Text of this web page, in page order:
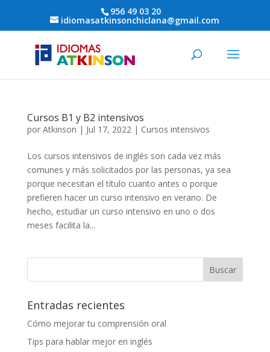
956 49 03 20
idiomasatkinsonchiclana@gmail.com
Cursos B1 y B2 intensivos
por Atkinson | Jul 17, 2022| Cursos intensivos
Los cursos intensivos de inglés son cada vez más
comunes y más solicitados por las personas, ya sea
porque necesitan el título cuanto antes o porque
prefieren hacer un curso intensivo en verano. De
hecho, estudiar un curso intensivo en uno o dos
meses facilita la...
Entradas recientes
Cómo mejorar tu comprensión oral
Tips para hablar mejor en inglés